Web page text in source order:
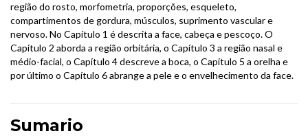
região do rosto, morfometria, proporções, esqueleto,
compartimentos de gordura, músculos, suprimento vascular e
nervoso. No Capítulo 1 é descrita a face, cabeça e pescoço. O
Capítulo 2 aborda a região orbitária, o Capítulo 3 a região nasal e
médio-facial, o Capítulo 4 descreve a boca, o Capítulo 5 a orelha e
por último o Capítulo 6 abrange a pele e o envelhecimento da face.
Sumario